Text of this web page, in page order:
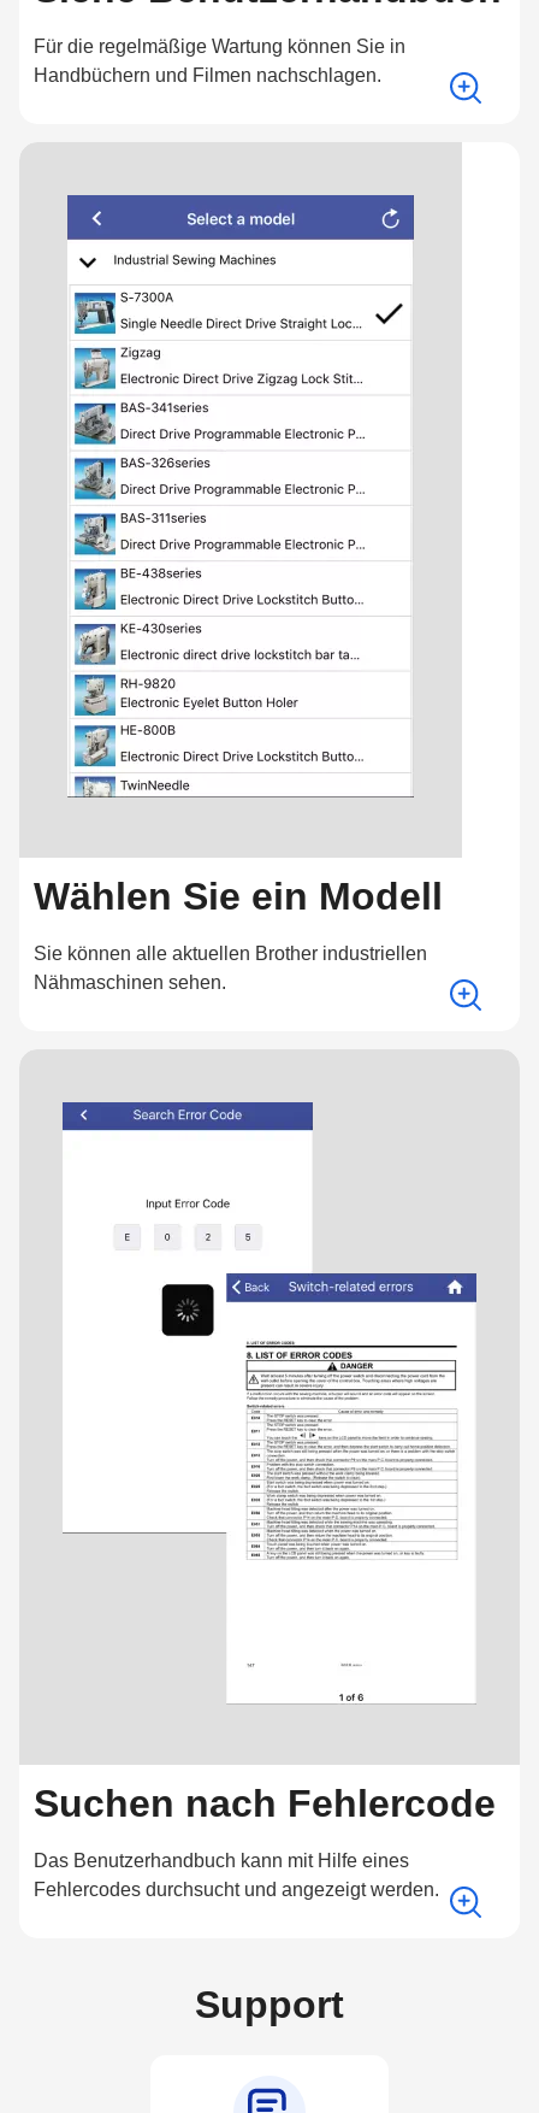
Für die regelmäßige Wartung können Sie in
Handbüchern und Filmen nachschlagen.
Wählen Sie ein Modell
Sie können alle aktuellen Brother industriellen
Nähmaschinen sehen.
Suchen nach Fehlercode
Das Benutzerhandbuch kann mit Hilfe eines
Fehlercodes durchsucht und angezeigt werden.
Support